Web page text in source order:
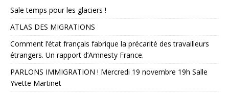
Sale temps pour les glaciers !
ATLAS DES MIGRATIONS
Comment l’état français fabrique la précarité des travailleurs
étrangers. Un rapport d’Amnesty France.
PARLONS IMMIGRATION ! Mercredi 19 novembre 19h Salle
Yvette Martinet